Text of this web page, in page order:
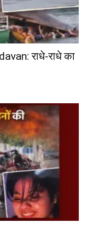
राधे-राधे का